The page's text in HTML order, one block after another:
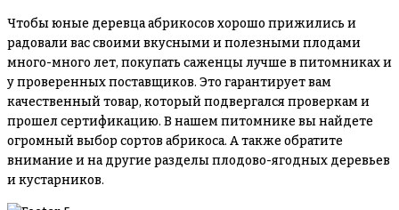
Чтобы юные деревца абрикосов хорошо прижились и
радовали вас своими вкусными и полезными плодами
много-много лет, покупать саженцы лучше в питомниках и
у проверенных поставщиков. Это гарантирует вам
качественный товар, который подвергался проверкам и
прошел сертификацию. В нашем питомнике вы найдете
огромный выбор сортов абрикоса. А также обратите
внимание и на другие разделы плодово-ягодных деревьев
и кустарников.